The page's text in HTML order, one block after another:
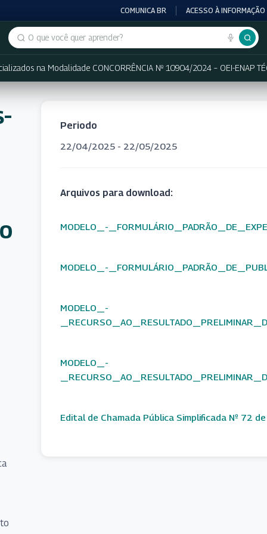
COMUNICA BR ACESSO À INFORMAÇÃO
Buscar no portal
na Modalidade CONCORRÊNCIA Nº 10904/2024 – OEI-ENAP
Periodo
22/04/2025 - 22/05/2025
Arquivos para download:
MODELO_-
MODELO_-
MODELO_-
MODELO_-
Edital de Chamada Pública Simplificada Nº 72